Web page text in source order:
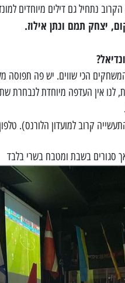
נתחיל גם דילים מיוחדים
יצחק תמם ונתן אילוז.
הכי שווים. יש פה תפוסה
לנו אין העדפה מיוחדת לנבחרת
סגורים בשבת ומטבח בשרי בלבד